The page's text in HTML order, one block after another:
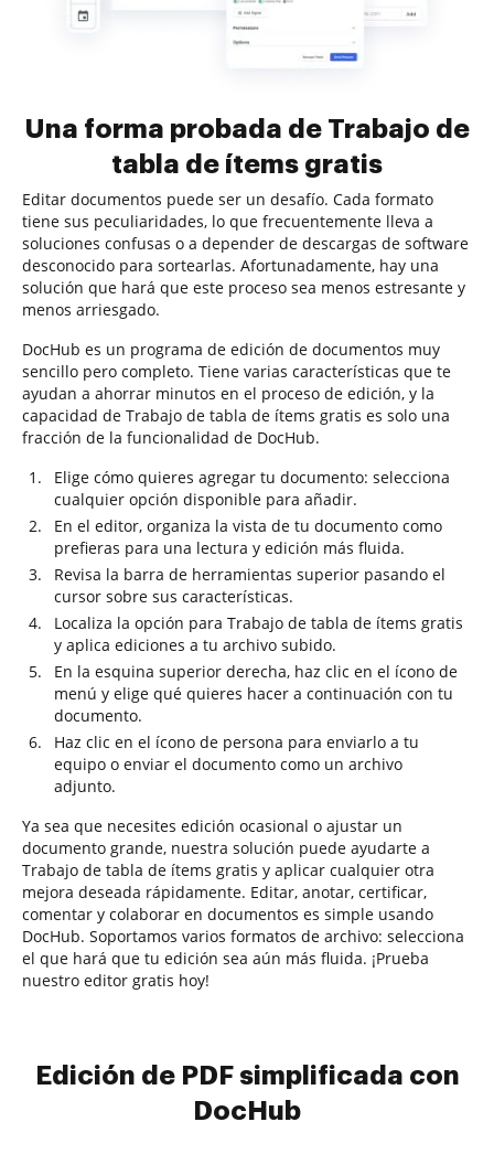
Una forma probada de Trabajo de
tabla de ítems gratis
Editar documentos puede ser un desafío. Cada formato
tiene sus peculiaridades, lo que frecuentemente lleva a
soluciones confusas o a depender de descargas de software
desconocido para sortearlas. Afortunadamente, hay una
solución que hará que este proceso sea menos estresante y
menos arriesgado.
DocHub es un programa de edición de documentos muy
sencillo pero completo. Tiene varias características que te
ayudan a ahorrar minutos en el proceso de edición, y la
capacidad de Trabajo de tabla de ítems gratis es solo una
fracción de la funcionalidad de DocHub.
Elige cómo quieres agregar tu documento: selecciona
cualquier opción disponible para añadir.
En el editor, organiza la vista de tu documento como
prefieras para una lectura y edición más fluida.
Revisa la barra de herramientas superior pasando el
cursor sobre sus características.
Localiza la opción para Trabajo de tabla de ítems gratis
y aplica ediciones a tu archivo subido.
En la esquina superior derecha, haz clic en el ícono de
menú y elige qué quieres hacer a continuación con tu
documento.
Haz clic en el ícono de persona para enviarlo a tu
equipo o enviar el documento como un archivo
adjunto.
Ya sea que necesites edición ocasional o ajustar un
documento grande, nuestra solución puede ayudarte a
Trabajo de tabla de ítems gratis y aplicar cualquier otra
mejora deseada rápidamente. Editar, anotar, certificar,
comentar y colaborar en documentos es simple usando
DocHub. Soportamos varios formatos de archivo: selecciona
el que hará que tu edición sea aún más fluida. ¡Prueba
nuestro editor gratis hoy!
Edición de PDF simplificada con
DocHub